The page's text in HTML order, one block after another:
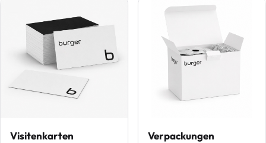
Visitenkarten Verpackungen